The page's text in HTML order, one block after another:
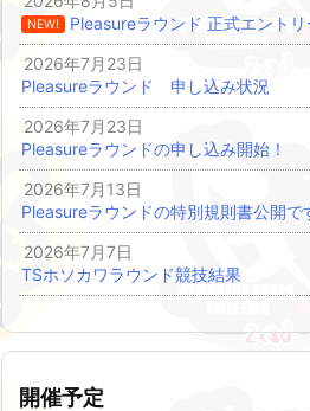
NEW!
Pleasureラウンド 正式エントリ
2026年7月23日
Pleasureラウンド 申し込み状況
2026年7月23日
Pleasureラウンドの申し込み開始！
2026年7月13日
Pleasureラウンドの特別規則書公開で
2026年7月7日
TSホソカワラウンド競技結果
開催予定